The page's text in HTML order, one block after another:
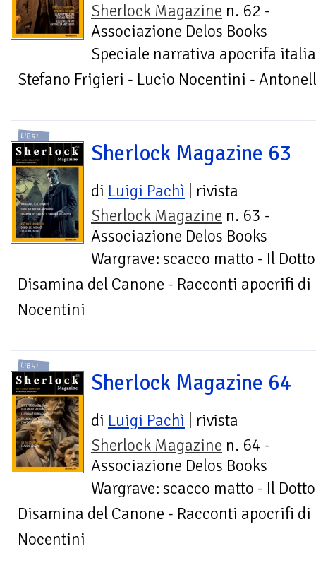
Sherlock Magazine n. 62 -
Associazione Delos Books
Speciale narrativa apocrifa
Stefano Frigieri - Lucio Nocentini -
LIBRI
Sherlock Magazine 63
di Luigi Pachì | rivista
Sherlock Magazine n. 63 -
Associazione Delos Books
Wargrave: scacco matto - Il
Disamina del Canone - Racconti apocrifi
Nocentini
LIBRI
Sherlock Magazine 64
di Luigi Pachì | rivista
Sherlock Magazine n. 64 -
Associazione Delos Books
Wargrave: scacco matto - Il
Disamina del Canone - Racconti apocrifi
Nocentini